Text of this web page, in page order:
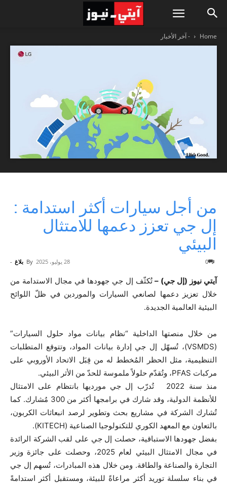
Home - آخر الأخبار
من أجل سيارات أكثر استدامة :
إل جي تعزز دعمها للامتثال
البيئي
By بلاغ - 28 يوليو، 2025 0
آيتي نيوز (إل جي) – تُكثّف إل جي جهودها في مجال الاستدامة من
خلال تعزيز دعمها لصانعي السيارات والموردين في ظلّ اللوائح
البيئية العالمية الجديدة.
من خلال منصتها الداخلية “نظام بيانات مواد حلول السيارات”
(VSMDS)، تُسهّل إل جي إدارة بيانات المواد، وتتوقع المتطلبات
التنظيمية، مثل الحظر المُخطط له من قِبَل الاتحاد الأوروبي على
مركبات PFAS، وتُقدّم حلولاً ملموسة للحدّ من الأثر البيئي.
منذ سنة 2022 تُدرّب إل جي مورديها بانتظام على الامتثال
للأنظمة الدولية، وقد شارك في برامجها أكثر من 300 مُشارك. كما
تُشارك الشركة في مشاريع بحث وتطوير لرصد انبعاثات الكربون،
بالتعاون مع المعهد الكوري للتكنولوجيا الصناعية (KITECH).
بفضل جهودها الاستباقية، حصلت إل جي على لقب الشركة الرائدة
في مجال الامتثال البيئي لعام 2025، وحصلت على جائزة وزير
التجارة والصناعة والطاقة. ومن خلال هذه المبادرات، تُسهم إل جي
في بناء سلسلة توريد أكثر مراعاةً للبيئة، ومستقبل أكثر استدامةً